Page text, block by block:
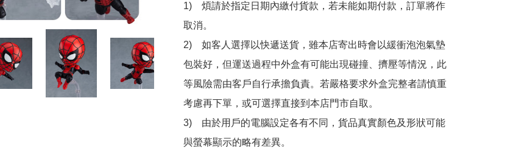
1)　煩請於指定日期內繳付貨款，若未能如期付款，訂單將作
取消。
2)　如客人選擇以快遞送貨，雖本店寄出時會以緩衝泡泡氣墊
包裝好，但運送過程中外盒有可能出現碰撞、擠壓等情況，此
等風險需由客戶自行承擔負責。若嚴格要求外盒完整者請慎重
考慮再下單，或可選擇直接到本店門市自取。
3)　由於用戶的電腦設定各有不同，貨品真實顏色及形狀可能
與螢幕顯示的略有差異。